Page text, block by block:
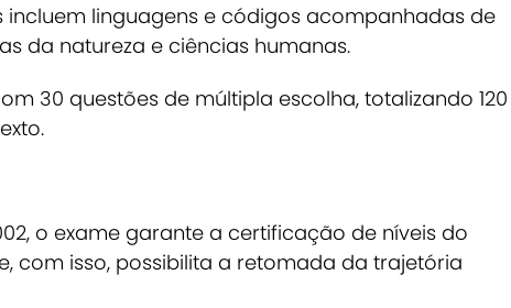
incluem linguagens e códigos acompanhadas de
da natureza e ciências humanas.
30 questões de múltipla escolha, totalizando 120
o exame garante a certificação de níveis do
com isso, possibilita a retomada da trajetória